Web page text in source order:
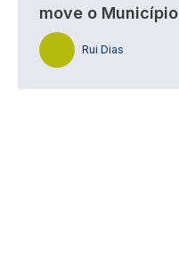
move o Município
Rui Dias